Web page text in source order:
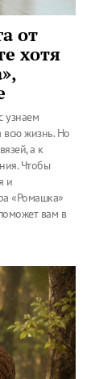
от
хотя
узнаем
всю жизнь. Но
а к
Чтобы
и
«Ромашка»
вам в